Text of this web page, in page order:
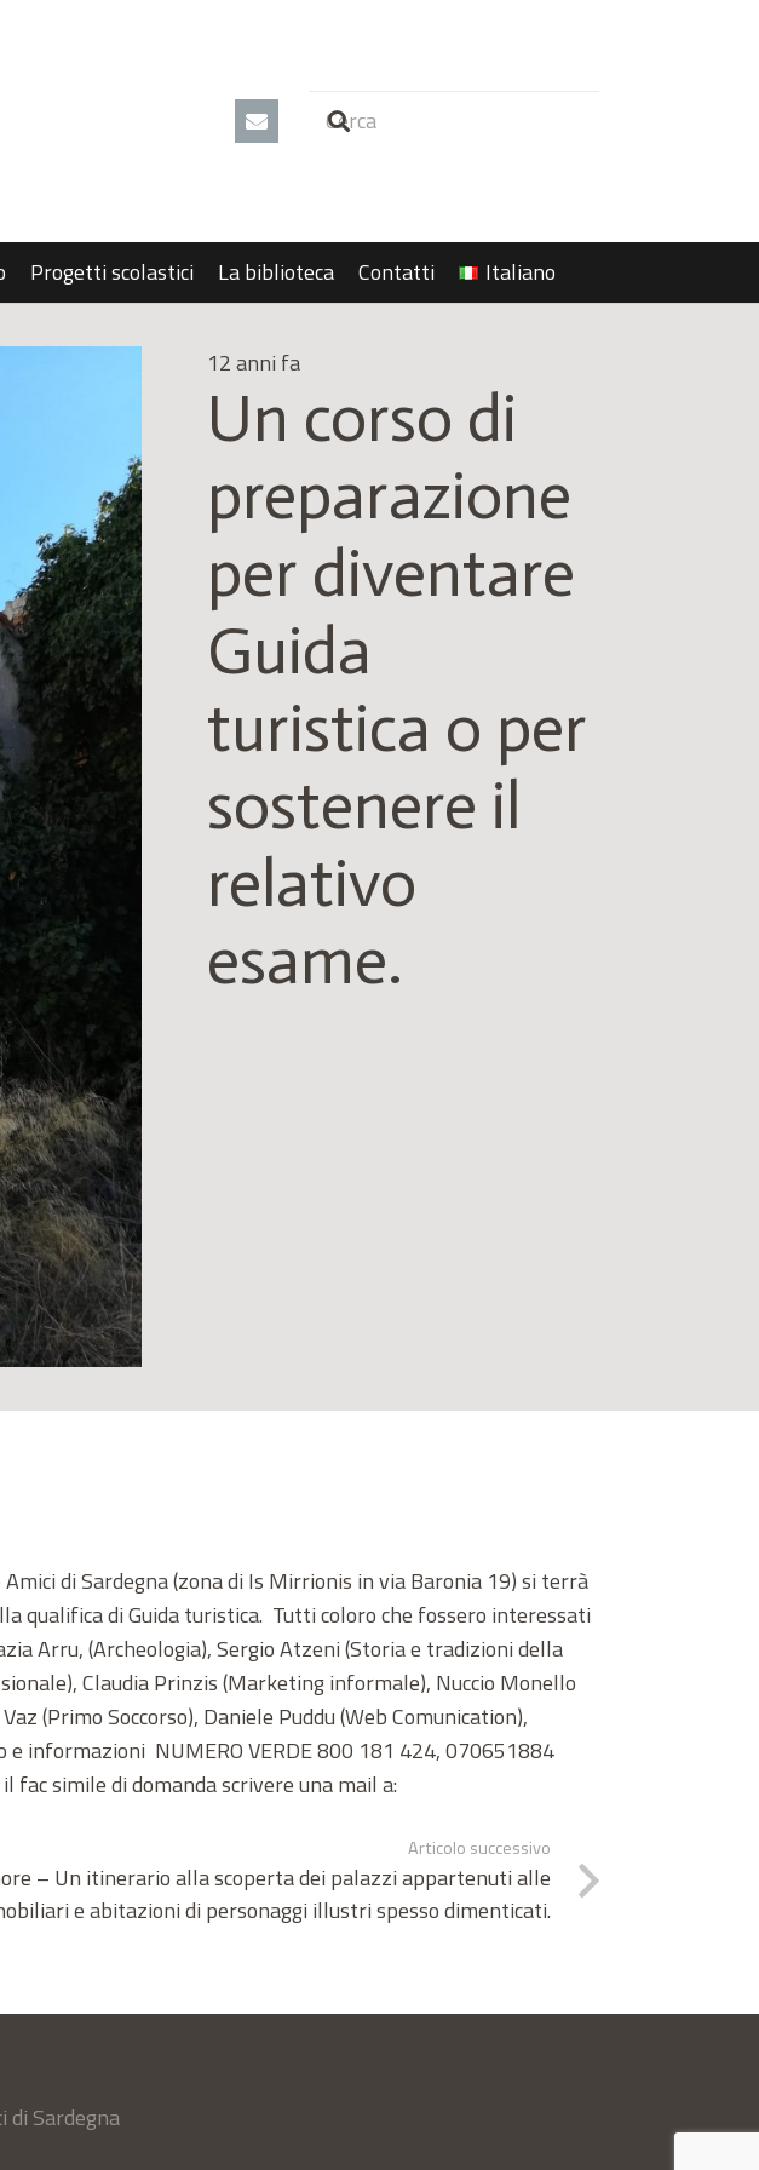
Progetti scolastici La biblioteca Contatti Italiano
12 anni fa
Un corso di
preparazione
per diventare
Guida
turistica o per
sostenere il
relativo
esame.
di Sardegna (zona di Is Mirrionis in via Baronia 19) si terrà
qualifica di Guida turistica. Tutti coloro che fossero interessati
Arru, (Archeologia), Sergio Atzeni (Storia e tradizioni della
Claudia Prinzis (Marketing informale), Nuccio Monello
(Primo Soccorso), Daniele Puddu (Web Comunication),
informazioni NUMERO VERDE 800 181 424, 070651884
simile di domanda scrivere una mail a:
Articolo successivo
– Un itinerario alla scoperta dei palazzi appartenuti alle
e abitazioni di personaggi illustri spesso dimenticati.
di Sardegna